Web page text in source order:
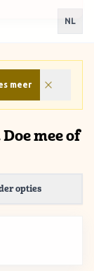
NL
meer
mee of
opties